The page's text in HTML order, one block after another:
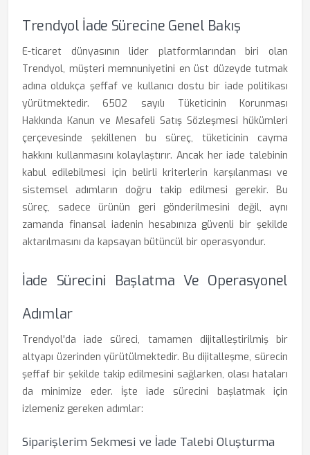
Trendyol İade Sürecine Genel Bakış
E-ticaret dünyasının lider platformlarından biri olan
Trendyol, müşteri memnuniyetini en üst düzeyde tutmak
adına oldukça şeffaf ve kullanıcı dostu bir iade politikası
yürütmektedir. 6502 sayılı Tüketicinin Korunması
Hakkında Kanun ve Mesafeli Satış Sözleşmesi hükümleri
çerçevesinde şekillenen bu süreç, tüketicinin cayma
hakkını kullanmasını kolaylaştırır. Ancak her iade talebinin
kabul edilebilmesi için belirli kriterlerin karşılanması ve
sistemsel adımların doğru takip edilmesi gerekir. Bu
süreç, sadece ürünün geri gönderilmesini değil, aynı
zamanda finansal iadenin hesabınıza güvenli bir şekilde
aktarılmasını da kapsayan bütüncül bir operasyondur.
İade Sürecini Başlatma Ve Operasyonel
Adımlar
Trendyol'da iade süreci, tamamen dijitalleştirilmiş bir
altyapı üzerinden yürütülmektedir. Bu dijitalleşme, sürecin
şeffaf bir şekilde takip edilmesini sağlarken, olası hataları
da minimize eder. İşte iade sürecini başlatmak için
izlemeniz gereken adımlar:
Siparişlerim Sekmesi ve İade Talebi Oluşturma